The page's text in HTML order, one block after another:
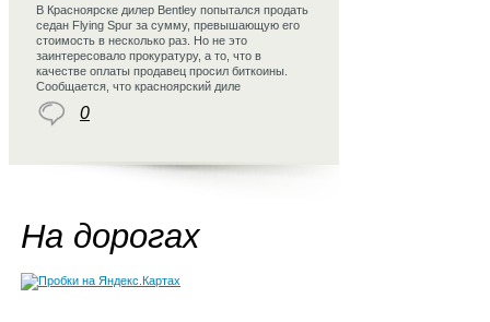
В Красноярске дилер Bentley попытался продать
седан Flying Spur за сумму, превышающую его
стоимость в несколько раз. Но не это
заинтересовало прокуратуру, а то, что в
качестве оплаты продавец просил биткоины.
Сообщается, что красноярский диле
0
На дорогах